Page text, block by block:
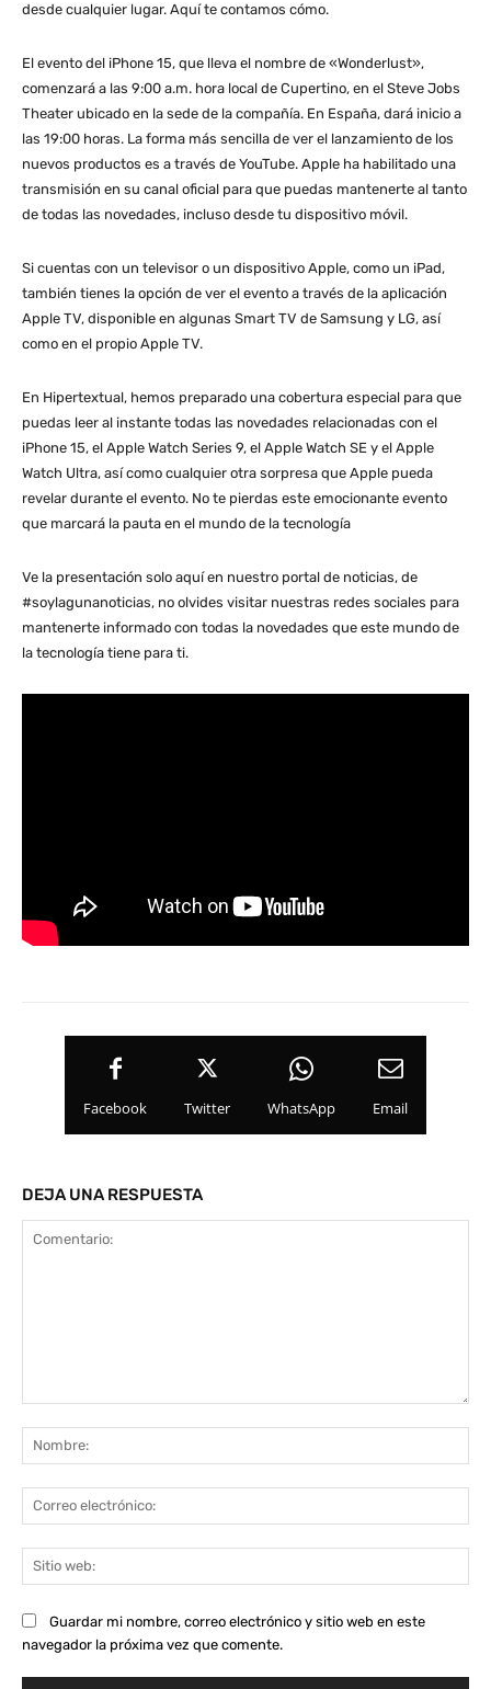
desde cualquier lugar. Aquí te contamos cómo.
El evento del iPhone 15, que lleva el nombre de «Wonderlust»,
comenzará a las 9:00 a.m. hora local de Cupertino, en el Steve Jobs
Theater ubicado en la sede de la compañía. En España, dará inicio a
las 19:00 horas. La forma más sencilla de ver el lanzamiento de los
nuevos productos es a través de YouTube. Apple ha habilitado una
transmisión en su canal oficial para que puedas mantenerte al tanto
de todas las novedades, incluso desde tu dispositivo móvil.
Si cuentas con un televisor o un dispositivo Apple, como un iPad,
también tienes la opción de ver el evento a través de la aplicación
Apple TV, disponible en algunas Smart TV de Samsung y LG, así
como en el propio Apple TV.
En Hipertextual, hemos preparado una cobertura especial para que
puedas leer al instante todas las novedades relacionadas con el
iPhone 15, el Apple Watch Series 9, el Apple Watch SE y el Apple
Watch Ultra, así como cualquier otra sorpresa que Apple pueda
revelar durante el evento. No te pierdas este emocionante evento
que marcará la pauta en el mundo de la tecnología
Ve la presentación solo aquí en nuestro portal de noticias, de
#soylagunanoticias, no olvides visitar nuestras redes sociales para
mantenerte informado con todas la novedades que este mundo de
la tecnología tiene para ti.
Facebook Twitter WhatsApp Email
DEJA UNA RESPUESTA
Guardar mi nombre, correo electrónico y sitio web en este
navegador la próxima vez que comente.